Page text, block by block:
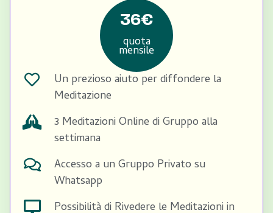
36€
quota
mensile
Un prezioso aiuto per diffondere la
Meditazione
3 Meditazioni Online di Gruppo alla
settimana​
Accesso a un Gruppo Privato su
Whatsapp​
Possibilità di Rivedere le Meditazioni in